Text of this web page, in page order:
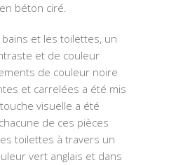
béton ciré.
bains et les toilettes, un
et de couleur
de couleur noire
et carrelées a été mis
visuelle a été
de ces pièces
toilettes à travers un
vert anglais et dans